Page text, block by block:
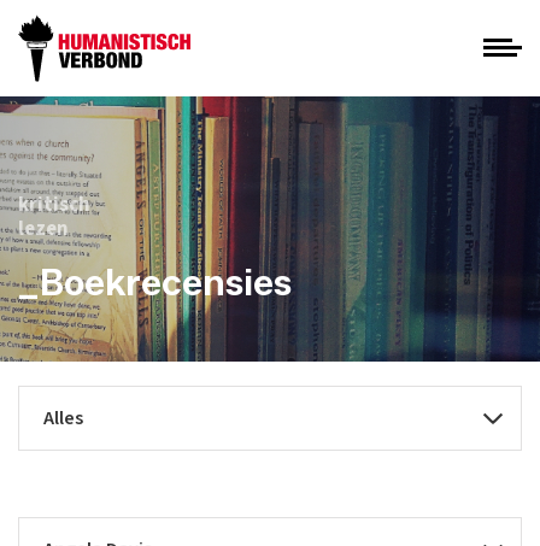
kritisch
lezen
_Boekrecensies